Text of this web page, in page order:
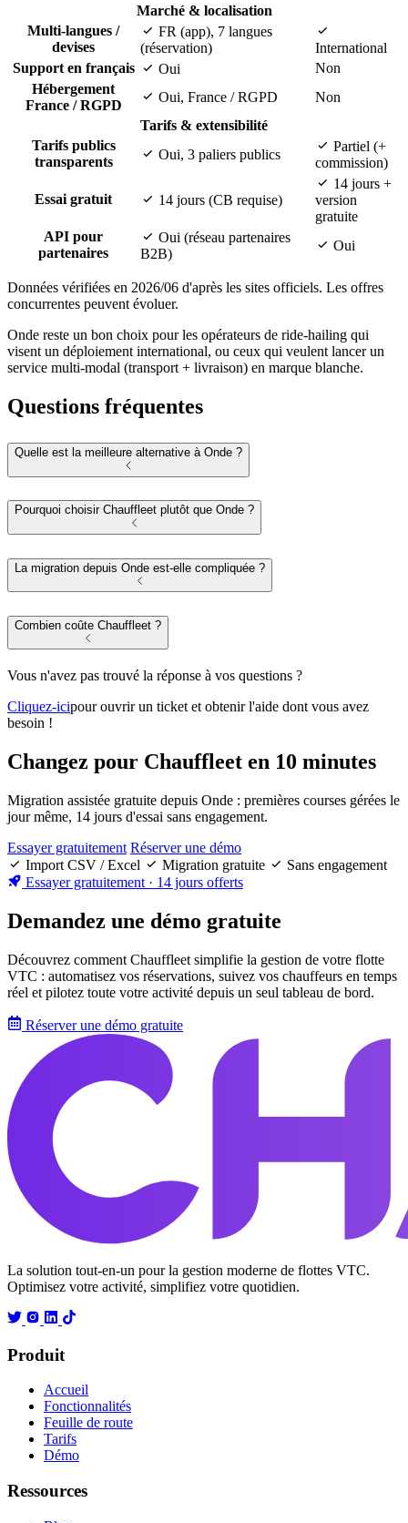
Marché & localisation
Multi-langues /
devises
FR (app), 7 langues
(réservation)
International
Support en français
Oui
Non
Hébergement
France / RGPD
Oui, France / RGPD
Non
Tarifs & extensibilité
Tarifs publics
transparents
Oui, 3 paliers publics
Partiel (+
commission)
Essai gratuit 14 jours (CB requise)
14 jours +
version
gratuite
API pour
partenaires
Oui (réseau partenaires
B2B)
Oui
Données vérifiées en 2026/06 d'après les sites officiels. Les offres
concurrentes peuvent évoluer.
Onde reste un bon choix pour les opérateurs de ride-hailing qui
visent un déploiement international, ou ceux qui veulent lancer un
service multi-modal (transport + livraison) en marque blanche.
Questions fréquentes
Quelle est la meilleure alternative à Onde ?
Pourquoi choisir Chauffleet plutôt que Onde ?
La migration depuis Onde est-elle compliquée ?
Combien coûte Chauffleet ?
Vous n'avez pas trouvé la réponse à vos questions ?
Cliquez-icipour ouvrir un ticket et obtenir l'aide dont vous avez
besoin !
Changez pour Chauffleet en 10 minutes
Migration assistée gratuite depuis Onde : premières courses gérées le
jour même, 14 jours d'essai sans engagement.
Essayer gratuitement Réserver une démo
Import CSV / Excel
Migration gratuite
Sans engagement
Essayer gratuitement · 14 jours offerts
Demandez une démo gratuite
Découvrez comment Chauffleet simplifie la gestion de votre flotte
VTC : automatisez vos réservations, suivez vos chauffeurs en temps
réel et pilotez toute votre activité depuis un seul tableau de bord.
Réserver une démo gratuite
La solution tout-en-un pour la gestion moderne de flottes VTC.
Optimisez votre activité, simplifiez votre quotidien.
Produit
Accueil
Fonctionnalités
Feuille de route
Tarifs
Démo
Ressources